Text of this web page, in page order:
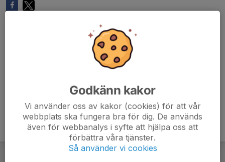
Godkänn kakor
Vi använder oss av kakor (cookies) för att vår
webbplats ska fungera bra för dig. De används
även för webbanalys i syfte att hjälpa oss att
förbättra våra tjänster.
Så använder vi cookies